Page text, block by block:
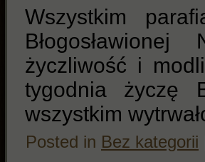
Wszystkim
życzliwość i
tygodnia życzę
wszystkim
Posted in Bez kategorii